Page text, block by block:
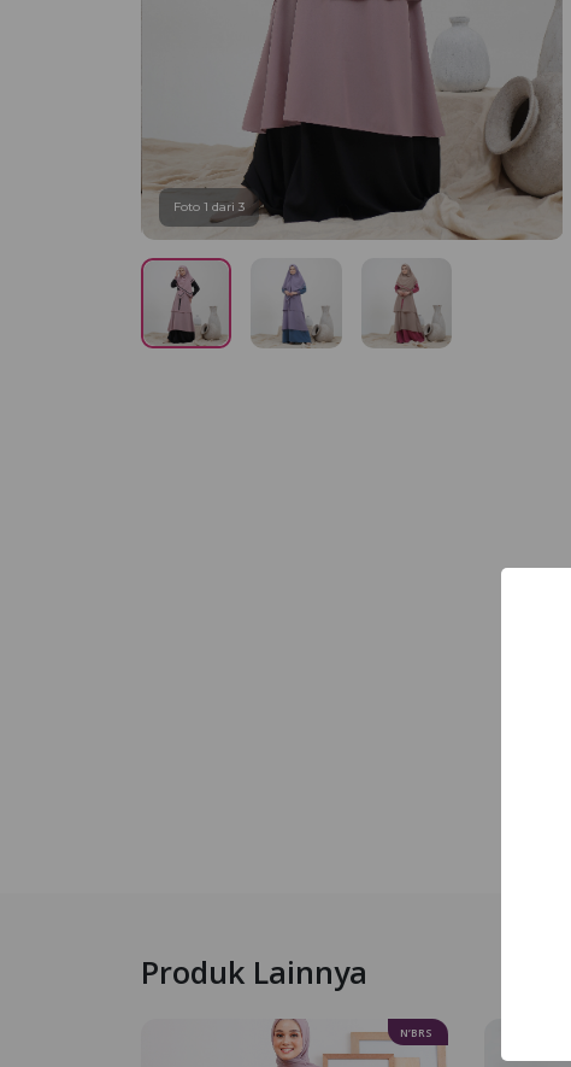
Foto 1 dari 3
Produk Lainnya
N’BRS